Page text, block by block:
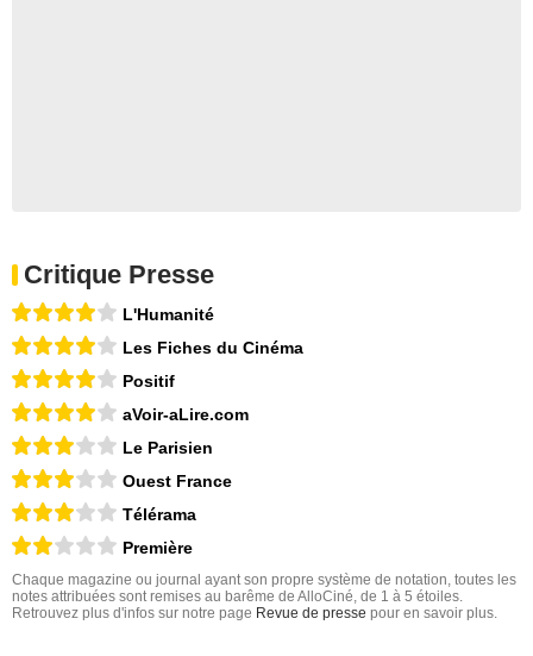
Critique Presse
L'Humanité
Les Fiches du Cinéma
Positif
aVoir-aLire.com
Le Parisien
Ouest France
Télérama
Première
Chaque magazine ou journal ayant son propre système de notation, toutes les
notes attribuées sont remises au barême de AlloCiné, de 1 à 5 étoiles.
Retrouvez plus d'infos sur notre page Revue de presse pour en savoir plus.